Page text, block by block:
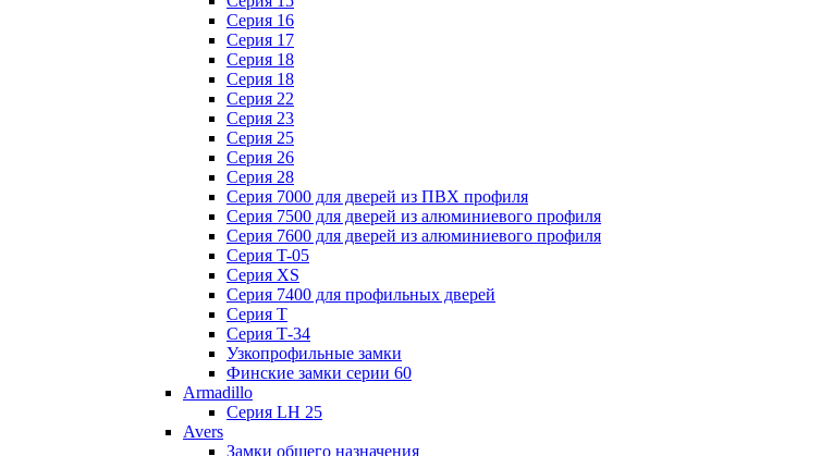
Серия 16
Серия 17
Серия 18
Серия 18
Серия 22
Серия 23
Серия 25
Серия 26
Серия 28
Серия 7000 для дверей из ПВХ профиля
Серия 7500 для дверей из алюминиевого профиля
Серия 7600 для дверей из алюминиевого профиля
Серия T-05
Серия XS
Серия 7400 для профильных дверей
Серия Т
Серия Т-34
Узкопрофильные замки
Финские замки серии 60
Armadillo
Серия LH 25
Avers
Замки общего назначения